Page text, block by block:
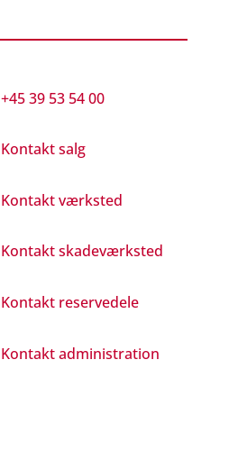
+45 39 53 54 00
Kontakt salg
Kontakt værksted
Kontakt skadeværksted
Kontakt reservedele
Kontakt administration